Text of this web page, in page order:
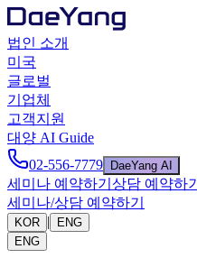
법인 소개
미국
글로벌
기업체
고객지원
대양 AI Guide
02-556-7779
DaeYang AI
세미나 예약하기 상담 예약하기
세미나/상담 예약하기
KOR |
ENG
ENG